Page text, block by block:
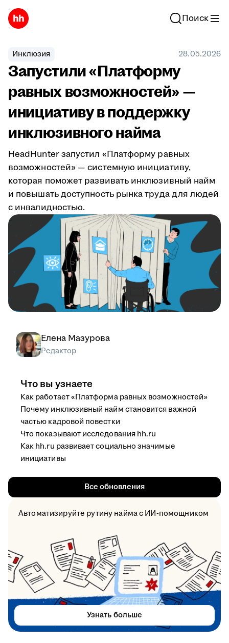
Поиск
Инклюзия 28.05.2026
Запустили «Платформу
равных возможностей» —
инициативу в поддержку
инклюзивного найма
HeadHunter запустил «Платформу равных
возможностей» — системную инициативу,
которая поможет развивать инклюзивный найм
и повышать доступность рынка труда для людей
с инвалидностью.
Елена Мазурова
Редактор
Что вы узнаете
Как работает «Платформа равных возможностей»
Почему инклюзивный найм становится важной
частью кадровой повестки
Что показывают исследования hh.ru
Как hh.ru развивает социально значимые
инициативы
Все обновления
Автоматизируйте рутину найма с ИИ-помощником
Узнать больше